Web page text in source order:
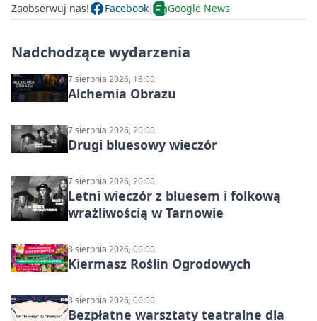
Zaobserwuj nas! Facebook Google News
Nadchodzące wydarzenia
7 sierpnia 2026, 18:00
Alchemia Obrazu
7 sierpnia 2026, 20:00
Drugi bluesowy wieczór
7 sierpnia 2026, 20:00
Letni wieczór z bluesem i folkową
wrażliwością w Tarnowie
8 sierpnia 2026, 00:00
Kiermasz Roślin Ogrodowych
8 sierpnia 2026, 00:00
Bezpłatne warsztaty teatralne dla